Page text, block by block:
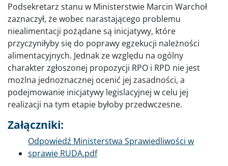
Podsekretarz stanu w Ministerstwie Marcin Warchoł
zaznaczył, że wobec narastającego problemu
niealimentacji pożądane są inicjatywy, które
przyczyniłyby się do poprawy egzekucji należności
alimentacyjnych. Jednak ze względu na ogólny
charakter zgłoszonej propozycji RPO i RPD nie jest
możlna jednoznacznej ocenić jej zasadności, a
podejmowanie inicjatywy legislacyjnej w celu jej
realizacji na tym etapie byłoby przedwczesne.
Załączniki:
Dokument
Odpowiedź Ministerstwa Sprawiedliwości w
sprawie RUDA.pdf